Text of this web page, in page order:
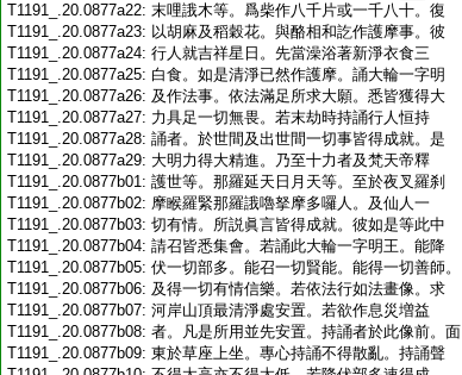
T1191_.20.0877a22: 末哩誐木等。爲柴作八千片或一千八十。復
T1191_.20.0877a23: 以胡麻及稻穀花。與酪相和訖作護摩事。彼
T1191_.20.0877a24: 行人就吉祥星日。先當澡浴著新淨衣食三
T1191_.20.0877a25: 白食。如是清淨已然作護摩。誦大輪一字明
T1191_.20.0877a26: 及作法事。依法滿足所求大願。悉皆獲得大
T1191_.20.0877a27: 力具足一切無畏。若末劫時持誦行人恒持
T1191_.20.0877a28: 誦者。於世間及出世間一切事皆得成就。是
T1191_.20.0877a29: 大明力得大精進。乃至十力者及梵天帝釋
T1191_.20.0877b01: 護世等。那羅延天日月天等。至於夜叉羅刹
T1191_.20.0877b02: 摩睺羅緊那羅誐嚕拏摩多囉人。及仙人一
T1191_.20.0877b03: 切有情。所説眞言皆得成就。彼如是等此中
T1191_.20.0877b04: 請召皆悉集會。若誦此大輪一字明王。能降
T1191_.20.0877b05: 伏一切部多。能召一切賢能。能得一切善師。
T1191_.20.0877b06: 及得一切有情信樂。若依法行如法畫像。求
T1191_.20.0877b07: 河岸山頂最清淨處安置。若欲作息災増益
T1191_.20.0877b08: 者。凡是所用並先安置。持誦者於此像前。面
T1191_.20.0877b09: 東於草座上坐。專心持誦不得散亂。持誦聲